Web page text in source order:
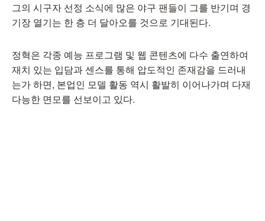
그의 시구자 선정 소식에 많은 야구 팬들이 그를 반기며 경
기장 열기는 한 층 더 달아오를 것으로 기대된다.
정혁은 각종 예능 프로그램 및 웹 콘텐츠에 다수 출연하여
재치 있는 입담과 센스를 통해 압도적인 존재감을 드러내
는가 하면, 본업인 모델 활동 역시 활발히 이어나가며 다재
다능한 면모를 선보이고 있다.